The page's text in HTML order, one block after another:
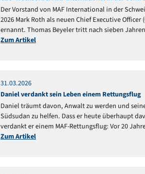
Der Vorstand von MAF International in der
2026 Mark Roth als neuen Chief Executive Officer
ernannt. Thomas Beyeler tritt nach sieben
Zum Artikel
Reportage
31.03.2026
Daniel verdankt sein Leben einem Rettungsflug
Daniel träumt davon, Anwalt zu werden und
Südsudan zu helfen. Dass er heute überhaupt
verdankt er einem MAF-Rettungsflug: Vor 20
ins Feuer und schwebte in Lebensgefahr.
Zum Artikel